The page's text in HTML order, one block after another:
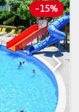
-15%